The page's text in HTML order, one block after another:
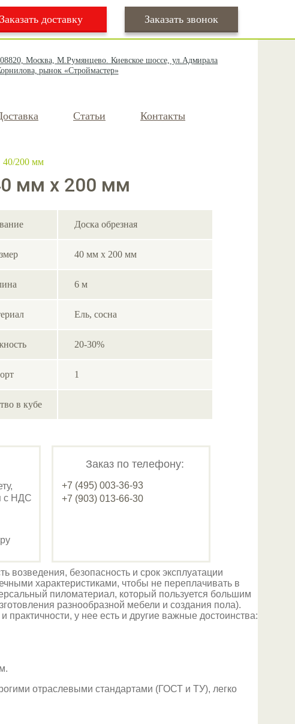
Заказать доставку Заказать звонок
Москва, М.Румянцево. Киевское шоссе, ул.Адмирала
рынок «Строймастер»
Статьи Контакты
200 мм
мм х 200 мм
Доска обрезная
40 мм х 200 мм
6 м
Ель, cосна
20-30%
1
в кубе
с НДС
Заказ по телефону:
+7 (495) 003-36-93
+7 (903) 013-66-30
возведения, безопасность и срок эксплуатации
характеристиками, чтобы не переплачивать в
пиломатериал, который пользуется большим
разнообразной мебели и создания пола).
практичности, у нее есть и другие важные достоинства:
отраслевыми стандартами (ГОСТ и ТУ), легко